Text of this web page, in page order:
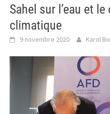
Sahel sur l’eau et
climatique
9 novembre 2020 Karol